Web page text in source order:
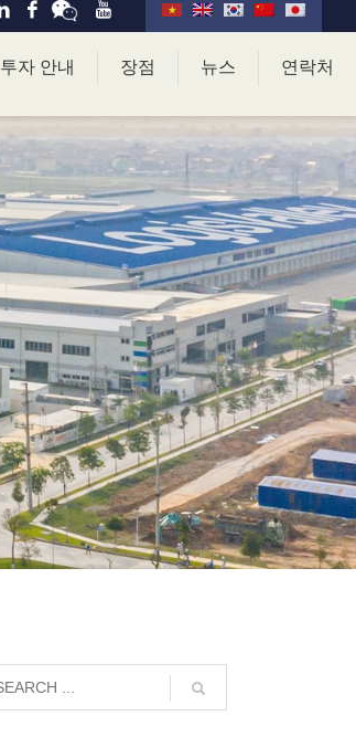
투자 안내 장점 뉴스 연락처